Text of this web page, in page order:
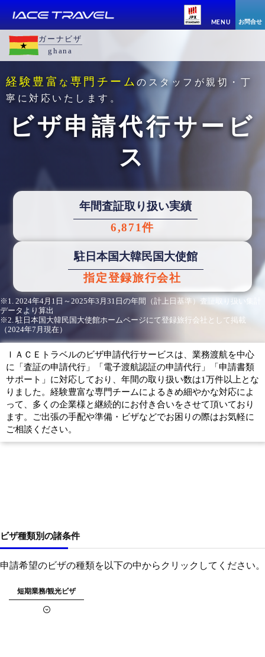
MENU お問合せ
ガーナビザ
ghana
経験豊富 な 専門チーム のスタッフが親切・丁
寧に対応いたします。
ビザ申請代行サービ
ス
年間査証取り扱い実績
6,871件
駐日本国大韓民国大使館
指定登録旅行会社
※1. 2024年4月1日～2025年3月31日の年間（計上日基準）査証取り扱い集計
データより算出
※2. 駐日本国大韓民国大使館ホームページにて登録旅行会社として掲載
（2024年7月現在）
ＩＡＣＥトラベルのビザ申請代行サービスは、業務渡航を中心
に「査証の申請代行」「電子渡航認証の申請代行」「申請書類
サポート」に対応しており、年間の取り扱い数は1万件以上とな
りました。経験豊富な専門チームによるきめ細やかな対応によ
って、多くの企業様と継続的にお付き合いをさせて頂いており
ます。ご出張の手配や準備・ビザなどでお困りの際はお気軽に
ご相談ください。
ビザ種類別の諸条件
申請希望のビザの種類を以下の中からクリックしてください。
短期業務/観光ビザ